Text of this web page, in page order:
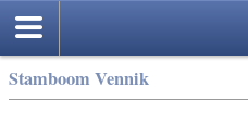
Stamboom Vennik